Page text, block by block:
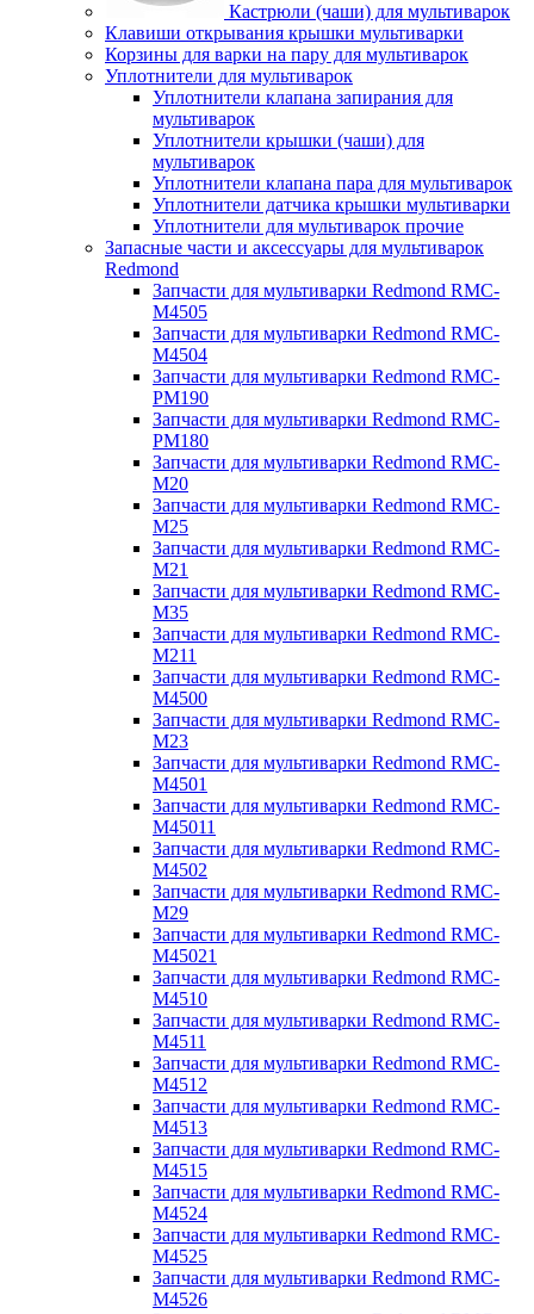
Кастрюли (чаши) для мультиварок
Клавиши открывания крышки мультиварки
Корзины для варки на пару для мультиварок
Уплотнители для мультиварок
Уплотнители клапана запирания для
мультиварок
Уплотнители крышки (чаши) для
мультиварок
Уплотнители клапана пара для мультиварок
Уплотнители датчика крышки мультиварки
Уплотнители для мультиварок прочие
Запасные части и аксессуары для мультиварок
Redmond
Запчасти для мультиварки Redmond RMC-
M4505
Запчасти для мультиварки Redmond RMC-
M4504
Запчасти для мультиварки Redmond RMC-
PM190
Запчасти для мультиварки Redmond RMC-
PM180
Запчасти для мультиварки Redmond RMC-
M20
Запчасти для мультиварки Redmond RMC-
M25
Запчасти для мультиварки Redmond RMC-
M21
Запчасти для мультиварки Redmond RMC-
M35
Запчасти для мультиварки Redmond RMC-
M211
Запчасти для мультиварки Redmond RMC-
M4500
Запчасти для мультиварки Redmond RMC-
M23
Запчасти для мультиварки Redmond RMC-
M4501
Запчасти для мультиварки Redmond RMC-
M45011
Запчасти для мультиварки Redmond RMC-
M4502
Запчасти для мультиварки Redmond RMC-
M29
Запчасти для мультиварки Redmond RMC-
M45021
Запчасти для мультиварки Redmond RMC-
M4510
Запчасти для мультиварки Redmond RMC-
M4511
Запчасти для мультиварки Redmond RMC-
M4512
Запчасти для мультиварки Redmond RMC-
M4513
Запчасти для мультиварки Redmond RMC-
M4515
Запчасти для мультиварки Redmond RMC-
M4524
Запчасти для мультиварки Redmond RMC-
M4525
Запчасти для мультиварки Redmond RMC-
M4526